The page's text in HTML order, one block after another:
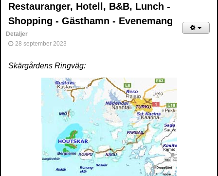
Restauranger, Hotell, B&B, Lunch -
Shopping - Gästhamn - Evenemang
Detaljer
28 september 2023
Skärgårdens Ringväg: